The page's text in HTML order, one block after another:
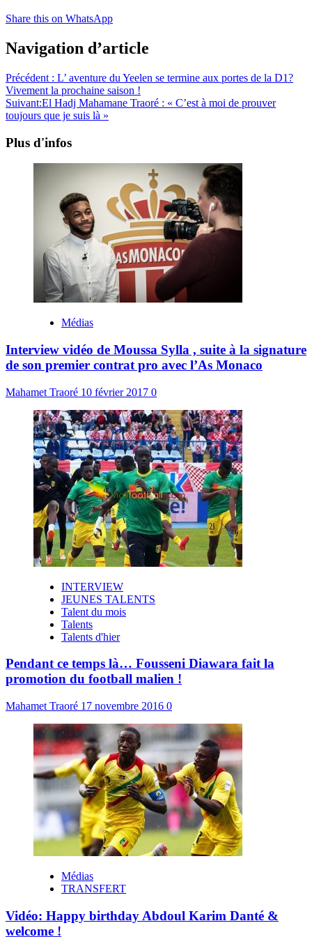
Share this on WhatsApp
Navigation d’article
Précédent : L’ aventure du Yeelen se termine aux portes de la D1?
Vivement la prochaine saison !
Suivant:El Hadj Mahamane Traoré : « C’est à moi de prouver
toujours que je suis là »
Plus d'infos
Médias
Interview vidéo de Moussa Sylla , suite à la signature
de son premier contrat pro avec l’As Monaco
Mahamet Traoré 10 février 2017 0
INTERVIEW
JEUNES TALENTS
Talent du mois
Talents
Talents d'hier
Pendant ce temps là… Fousseni Diawara fait la
promotion du football malien !
Mahamet Traoré 17 novembre 2016 0
Médias
TRANSFERT
Vidéo: Happy birthday Abdoul Karim Danté &
welcome !